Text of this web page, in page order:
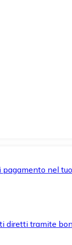
nel
tramite